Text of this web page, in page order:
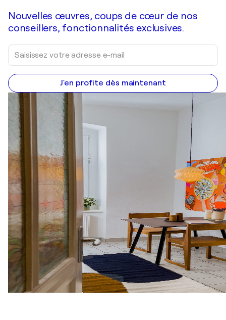
Nouvelles œuvres, coups de cœur de nos
conseillers, fonctionnalités exclusives.
J'en profite dès maintenant